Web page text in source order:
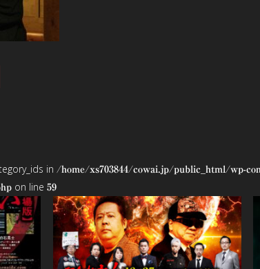
in /home/xs703844/cowai.jp/public_html/wp-
on line 59